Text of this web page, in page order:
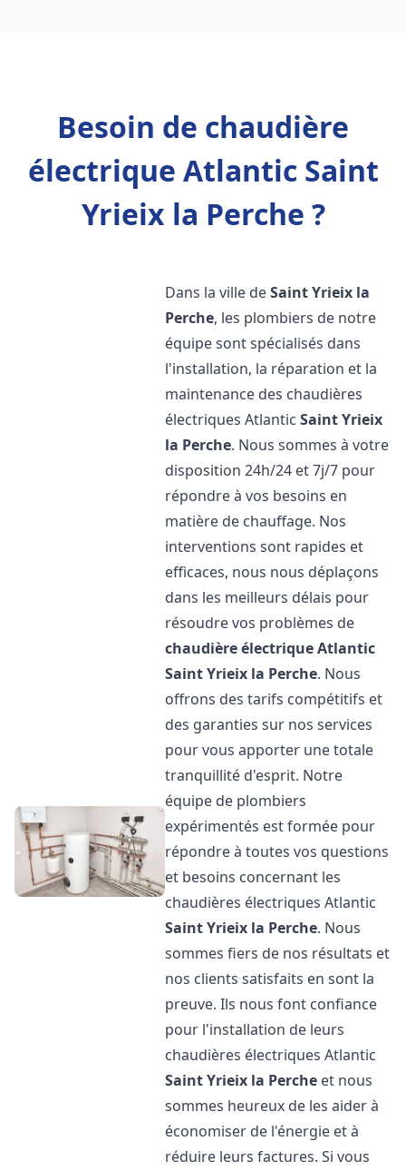
Besoin de chaudière
électrique Atlantic Saint
Yrieix la Perche ?
Dans la ville deSaint Yrieix la
Perche, les plombiers de notre
équipe sont spécialisés dans
l'installation, la réparation et la
maintenance des chaudières
électriques AtlanticSaint Yrieix
la Perche. Nous sommes à votre
disposition 24h/24 et 7j/7 pour
répondre à vos besoins en
matière de chauffage. Nos
interventions sont rapides et
efficaces, nous nous déplaçons
dans les meilleurs délais pour
résoudre vos problèmes de
chaudière électrique Atlantic
Saint Yrieix la Perche. Nous
offrons des tarifs compétitifs et
des garanties sur nos services
pour vous apporter une totale
tranquillité d'esprit. Notre
équipe de plombiers
expérimentés est formée pour
répondre à toutes vos questions
et besoins concernant les
chaudières électriques Atlantic
Saint Yrieix la Perche. Nous
sommes fiers de nos résultats et
nos clients satisfaits en sont la
preuve. Ils nous font confiance
pour l'installation de leurs
chaudières électriques Atlantic
Saint Yrieix la Perche et nous
sommes heureux de les aider à
économiser de l'énergie et à
réduire leurs factures. Si vous